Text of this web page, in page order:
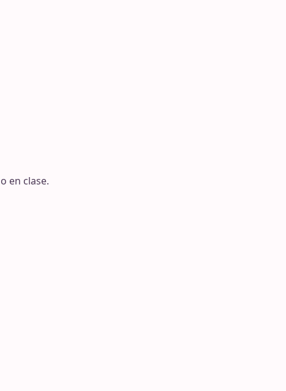
en clase.